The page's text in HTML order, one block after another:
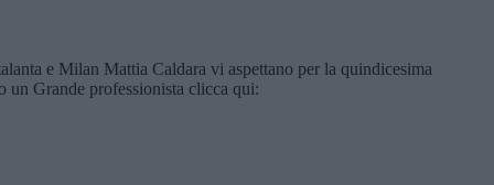
e Milan Mattia Caldara vi aspettano per la quindicesima
un Grande professionista clicca qui: